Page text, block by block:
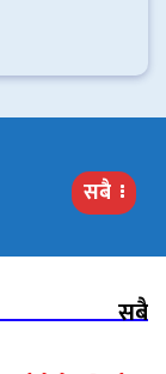
सबै
सबै